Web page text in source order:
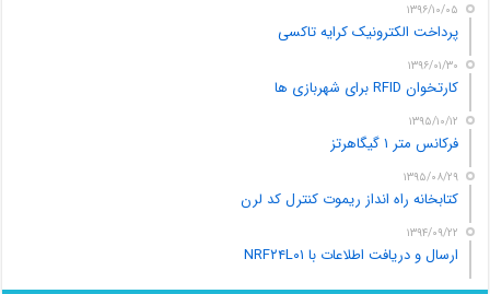
۱۳۹۶/۱۰/۰۵
پرداخت الکترونیک کرایه تاکسی
۱۳۹۶/۰۱/۳۰
کارتخوان RFID برای شهربازی ها
۱۳۹۵/۱۰/۱۲
فرکانس متر ۱ گیگاهرتز
۱۳۹۵/۰۸/۲۹
کتابخانه راه انداز ریموت کنترل کد لرن
۱۳۹۴/۰۹/۲۲
ارسال و دریافت اطلاعات با NRF۲۴L۰۱